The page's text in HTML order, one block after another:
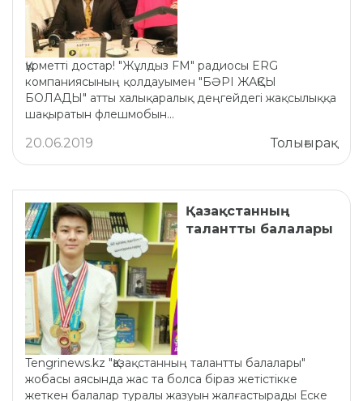
Құрметті достар! "Жұлдыз FM" радиосы ERG
компаниясының қолдауымен "БӘРІ ЖАҚСЫ
БОЛАДЫ" атты xалықаралық деңгейдегі жақсылыққа
шақыратын флешмобын...
Толығырақ
20.06.2019
Қазақстанның
талантты балалары
Tengrinews.kz "Қазақстанның талантты балалары"
жобасы аясында жас та болса біраз жетістікке
жеткен балалар туралы жазуын жалғастырады Еске